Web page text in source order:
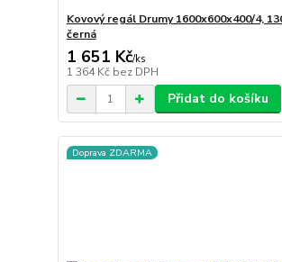
Kovový regál Drumy 1600x600x400/4,
černá
1 651 Kč/ks
1 364 Kč bez DPH
Přidat do košíku
Doprava ZDARMA